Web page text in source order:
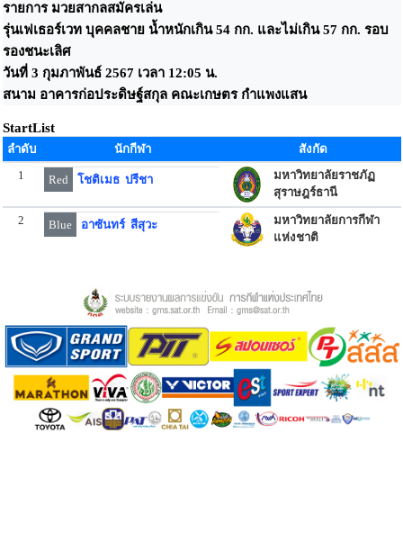
รายการ มวยสากลสมัครเล่น
รุ่นเฟเธอร์เวท บุคคลชาย น้ำหนักเกิน 54 กก. และไม่เกิน 57 กก. รอบ
รองชนะเลิศ
วันที่ 3 กุมภาพันธ์ 2567 เวลา 12:05 น.
สนาม อาคารก่อประดิษฐ์สกุล คณะเกษตร กำแพงแสน
StartList
ลำดับ นักกีฬา
สังกัด
1
Red โชติเมธ ปรีชา
มหาวิทยาลัยราชภัฏ
สุราษฎร์ธานี
2 Blue อาซันทร์ สีสุวะ
มหาวิทยาลัยการกีฬา
แห่งชาติ